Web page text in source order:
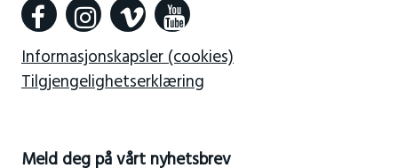
Informasjonskapsler (cookies)
Tilgjengelighetserklæring
Meld deg på vårt nyhetsbrev